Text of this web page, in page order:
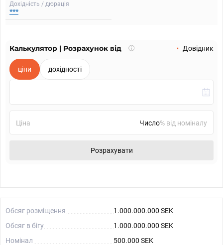
Дохідність / дюрація
***
Калькулятор | Розрахунок від
Що
Довідник
ціни дохідності
Ціна % від номіналу
Розрахувати
Обсяг розміщення
1.000.000.000 SEK
Обсяг в бігу
1.000.000.000 SEK
Номінал
500.000 SEK